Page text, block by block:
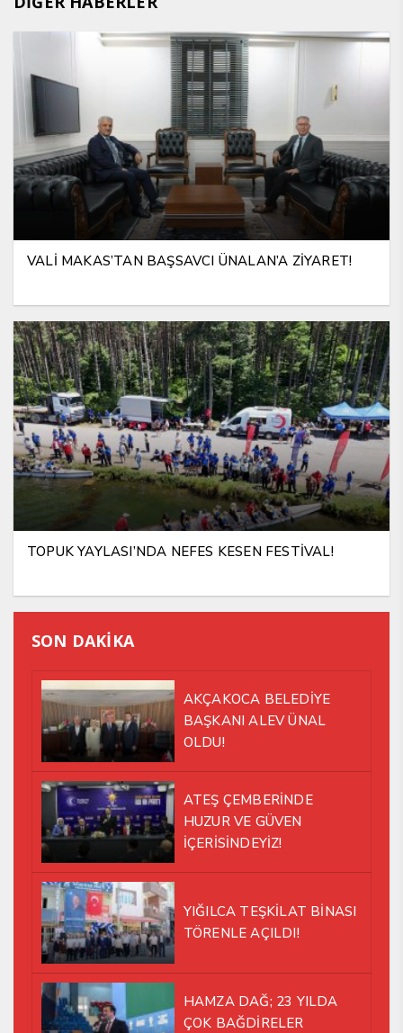
VALİ MAKAS’TAN BAŞSAVCI ÜNALAN’A ZİYARET!
TOPUK YAYLASI’NDA NEFES KESEN FESTİVAL!
SON DAKİKA
AKÇAKOCA BELEDİYE
BAŞKANI ALEV ÜNAL
OLDU!
ATEŞ ÇEMBERİNDE
HUZUR VE GÜVEN
İÇERİSİNDEYİZ!
YIĞILCA TEŞKİLAT BİNASI
TÖRENLE AÇILDI!
HAMZA DAĞ; 23 YILDA
ÇOK BAĞDİRELER